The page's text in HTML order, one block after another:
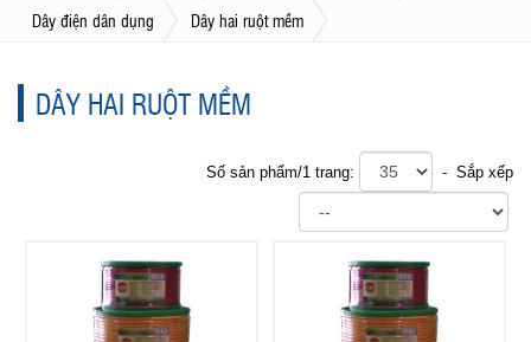
Dây điện dân dụng
Dây hai ruột mềm
DÂY HAI RUỘT MỀM
Số sản phẩm/1 trang: - Sắp xếp